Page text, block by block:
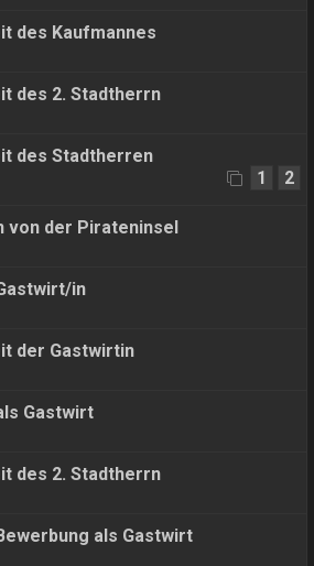
des Kaufmannes
des 2. Stadtherrn
des Stadtherren
1
2
von der Pirateninsel
in
der Gastwirtin
Gastwirt
des 2. Stadtherrn
als Gastwirt